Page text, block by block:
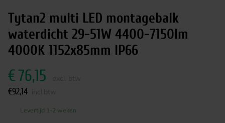
Tytan2 multi LED montagebalk
waterdicht 29-51W 4400-7150lm
4000K 1152x85mm IP66
€76,15
€92,14
Levertijd 1-2 weken